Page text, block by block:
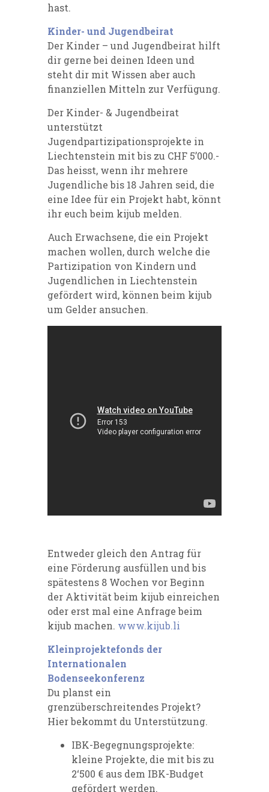
hast.
Kinder- und Jugendbeirat
Der Kinder – und Jugendbeirat hilft
dir gerne bei deinen Ideen und
steht dir mit Wissen aber auch
finanziellen Mitteln zur Verfügung.
Der Kinder- & Jugendbeirat
unterstützt
Jugendpartizipationsprojekte in
Liechtenstein mit bis zu CHF 5’000.-
Das heisst, wenn ihr mehrere
Jugendliche bis 18 Jahren seid, die
eine Idee für ein Projekt habt, könnt
ihr euch beim kijub melden.
Auch Erwachsene, die ein Projekt
machen wollen, durch welche die
Partizipation von Kindern und
Jugendlichen in Liechtenstein
gefördert wird, können beim kijub
um Gelder ansuchen.
Entweder gleich den Antrag für
eine Förderung ausfüllen und bis
spätestens 8 Wochen vor Beginn
der Aktivität beim kijub einreichen
oder erst mal eine Anfrage beim
kijub machen. www.kijub.li
Kleinprojektefonds der
Internationalen
Bodenseekonferenz
Du planst ein
grenzüberschreitendes Projekt?
Hier bekommt du Unterstützung.
IBK-Begegnungsprojekte:
kleine Projekte, die mit bis zu
2‘500 € aus dem IBK-Budget
gefördert werden.